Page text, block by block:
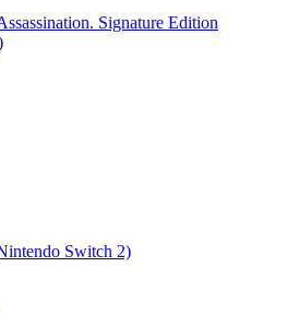
Signature Edition
Switch 2)